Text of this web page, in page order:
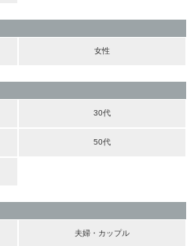
女性
30代
50代
夫婦・カップル